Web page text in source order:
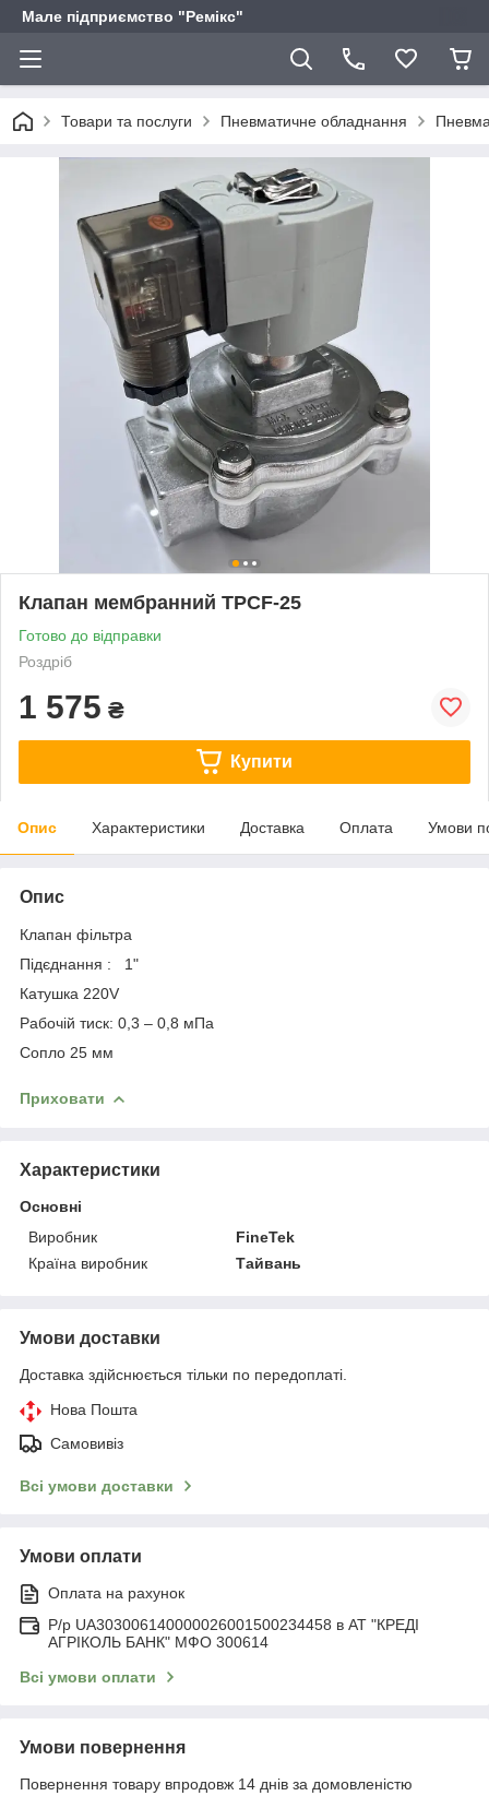
Мале підприємство "Ремікс"
Товари та послуги Пневматичне обладнання
Клапан мембранний TPCF-25
Готово до відправки
Роздріб
1 575 ₴
Купити
Опис Характеристики Доставка Оплата Умови
Опис
Клапан фільтра
Підєднання : 1"
Катушка 220V
Рабочій тиск: 0,3 – 0,8 мПа
Сопло 25 мм
Приховати
Характеристики
Основні
Виробник
FineTek
Країна виробник
Тайвань
Умови доставки
Доставка здійснюється тільки по передоплаті.
Нова Пошта
Самовивіз
Всі умови доставки
Умови оплати
Оплата на рахунок
Р/р UA303006140000026001500234458 в АТ "КРЕДІ
АГРІКОЛЬ БАНК" МФО 300614
Всі умови оплати
Умови повернення
Повернення товару впродовж 14 днів за домовленістю